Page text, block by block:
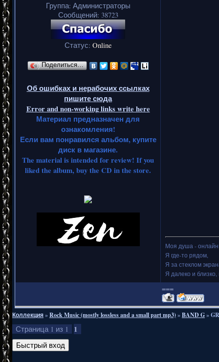
Группа: Администраторы
Сообщений: 38723
Статус: Online
Поделиться…
Об ошибках и нерабочих ссылках
пишите сюда
Error and non-working links write here
Материал предназначен для
ознакомления!
Если вам понравился альбом, купите
диск в магазине.
The material is intended for review! If you
liked the album, buy the CD in the store.
Моя душа -
Я где-то рядом,
Я за стеклом
Я далеко и близко,
===
Коллекция»Rock Music (mostly lossless and a small part mp3)»BAND G»
Страница 1 из 1 1